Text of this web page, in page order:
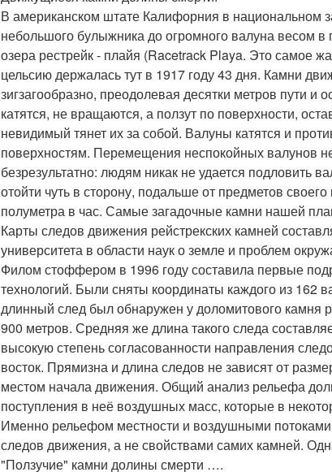
В американском штате Калифорния в
небольшого булыжника до огромного валуна весом
озера рестрейк - плайя (Racetrack Playa. Это самое
цельсию держалась тут в 1917 году 43 дня. Камни
зигзагообразно, преодолевая десятки метров пути
катятся, не вращаются, а ползут по поверхности,
невидимый тянет их за собой. Валуны катятся и
поверхностям. Перемещения неспокойных валунов
безрезультатно: людям никак не удается подловить
отойти чуть в сторону, подальше от предметов
полуметра в час. Самые загадочные камни нашей
Карты следов движения рейстрекских камней
университета в области наук о земле и проблем
Филом стоффером в 1996 году составила первые
технологий. Были сняты координаты каждого из
длинный след был обнаружен у доломитового камня
900 метров. Средняя же длина такого следа
высокую степень согласованности направления
восток. Прямизна и длина следов не зависят от
местом начала движения. Общий анализ рельефа
поступления в неё воздушных масс, которые в
Именно рельефом местности и воздушными
следов движения, а не свойствами самих камней.
"Ползучие" камни долины смерти ….